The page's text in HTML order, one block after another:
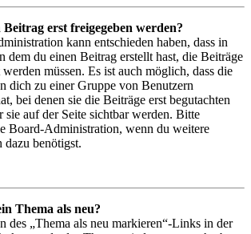
erst freigegeben werden?
kann entschieden haben, dass in
dem du einen Beitrag erstellt hast, die Beiträge
müssen. Es ist auch möglich, dass die
dich zu einer Gruppe von Benutzern
bei denen sie die Beiträge erst begutachten
sie auf der Seite sichtbar werden. Bitte
Board-Administration, wenn du weitere
dazu benötigst.
Thema als neu?
des „Thema als neu markieren“-Links in der